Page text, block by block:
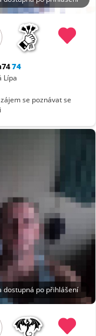
74
Lípa
se poznávat se
dostupná po přihlášení